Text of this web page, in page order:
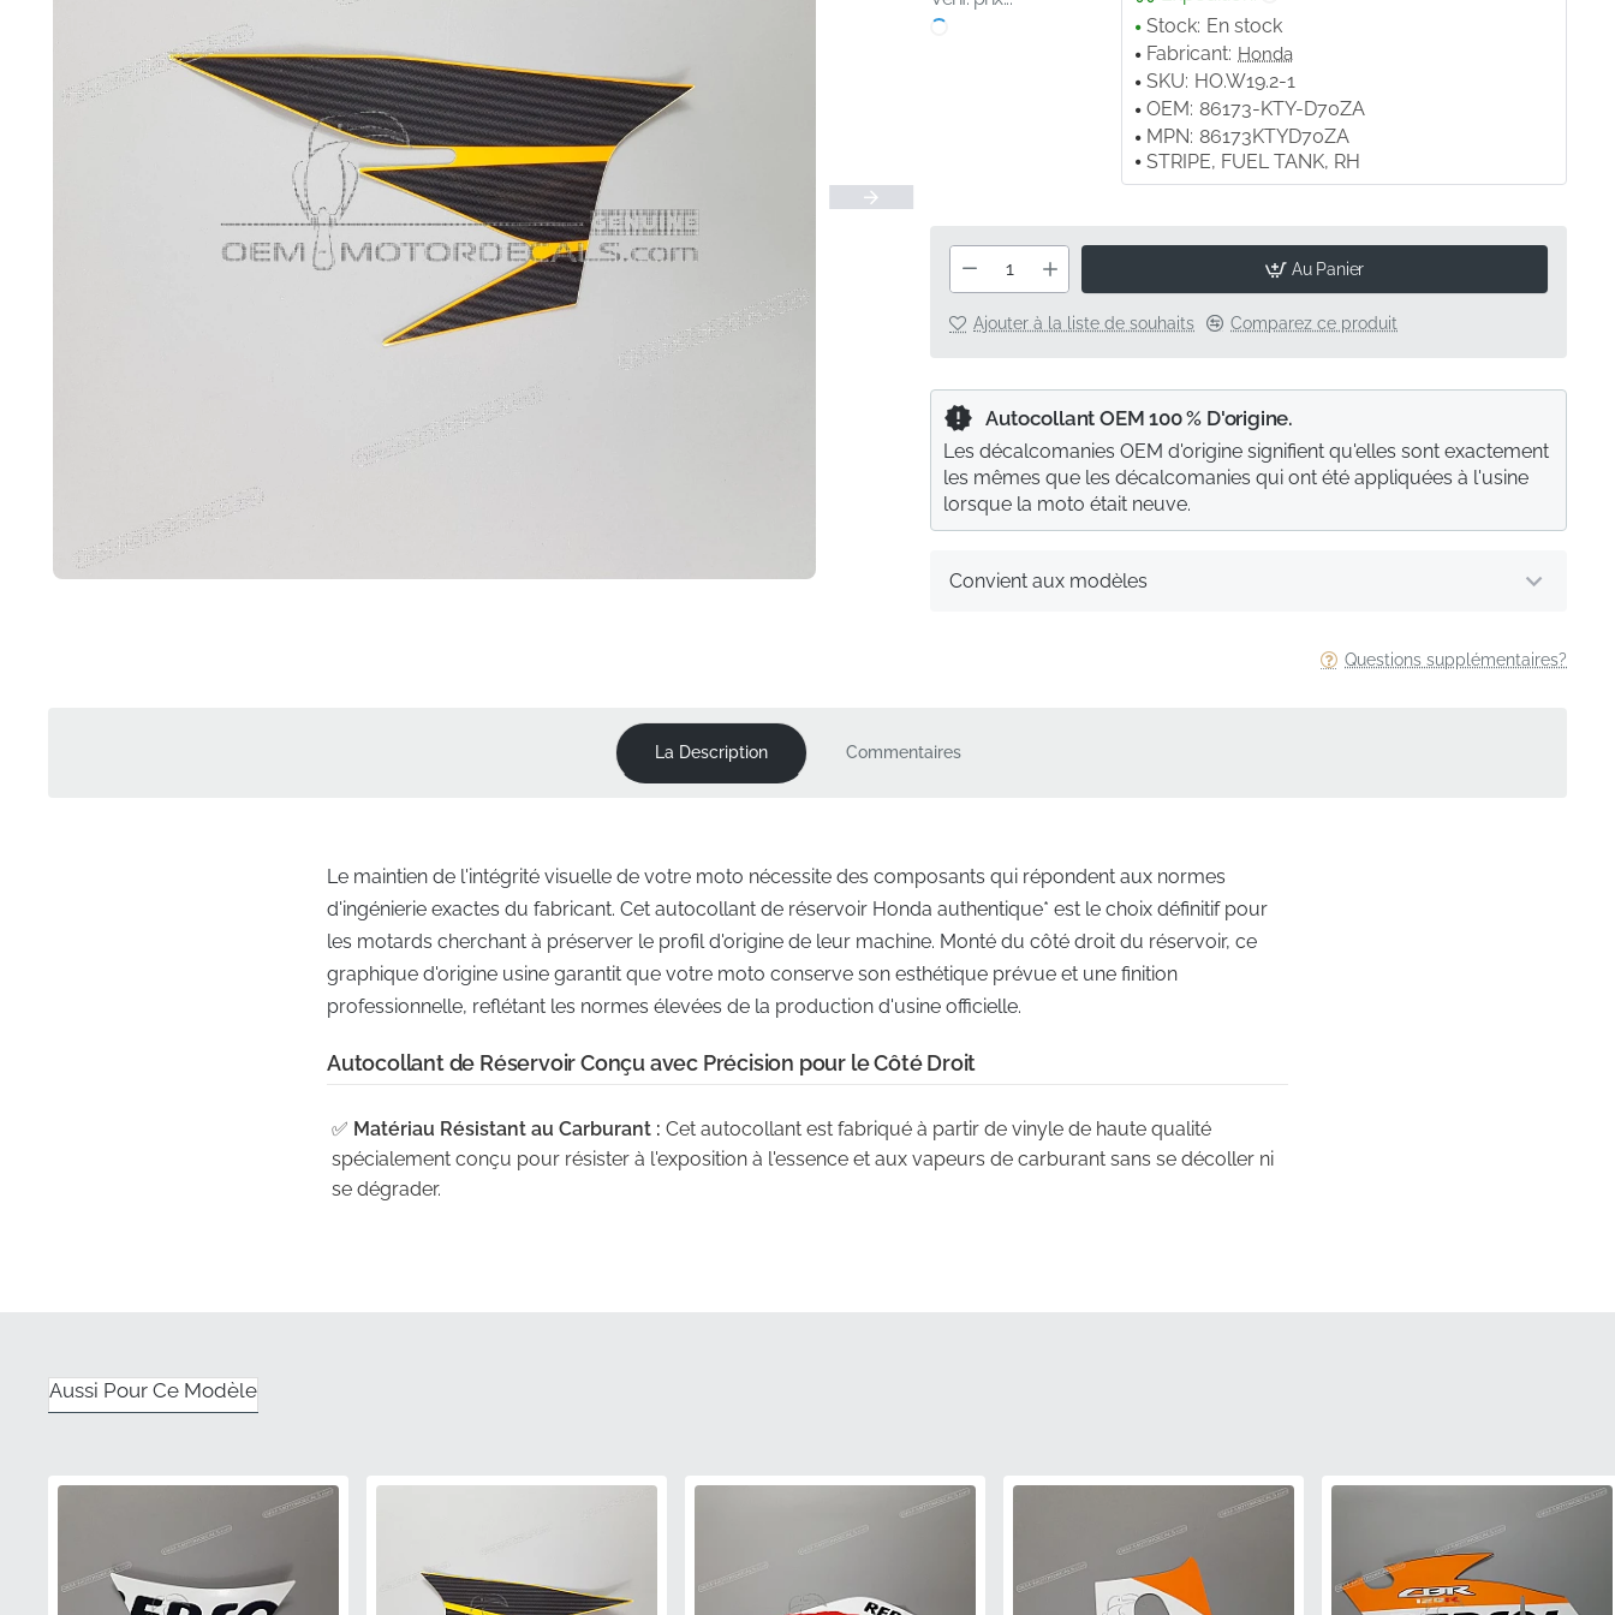
Stock: En stock
Fabricant: Honda
SKU: HO.W19.2-1
OEM: 86173-KTY-D70ZA
MPN: 86173KTYD70ZA
STRIPE, FUEL TANK, RH
Au Panier
Ajouter à la liste de souhaits Comparez ce produit
Questions supplémentaires?
Convient aux modèles
Autocollant OEM 100 % D'origine.
Les décalcomanies OEM d'origine signifient qu'elles sont exactement
les mêmes que les décalcomanies qui ont été appliquées à l'usine
lorsque la moto était neuve.
La Description Commentaires
Le maintien de l'intégrité visuelle de votre moto nécessite des composants qui répondent aux normes
d'ingénierie exactes du fabricant. Cet autocollant de réservoir Honda authentique* est le choix définitif pour
les motards cherchant à préserver le profil d'origine de leur machine. Monté du côté droit du réservoir, ce
graphique d'origine usine garantit que votre moto conserve son esthétique prévue et une finition
professionnelle, reflétant les normes élevées de la production d'usine officielle.
Autocollant de Réservoir Conçu avec Précision pour le Côté Droit
✅ Matériau Résistant au Carburant : Cet autocollant est fabriqué à partir de vinyle de haute qualité
spécialement conçu pour résister à l'exposition à l'essence et aux vapeurs de carburant sans se décoller ni
se dégrader.
Cet article est un composant Honda officiel (MPN 86173KTYD70ZA), produit
selon les mêmes spécifications que les pièces montées sur la chaîne de montage.
Aussi Pour Ce Modèle